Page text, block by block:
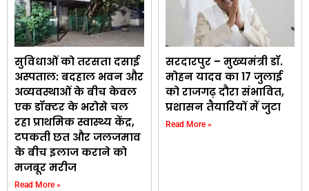
सुविधाओं को तरसता दसाई
अस्पताल: बदहाल भवन और
अव्यवस्थाओं के बीच केवल
एक डॉक्टर के भरोसे चल
रहा प्राथमिक स्वास्थ्य केंद्र,
टपकती छत और जलजमाव
के बीच इलाज कराने को
मजबूर मरीज
Read More »
सरदारपुर – मुख्यमंत्री डॉ.
मोहन यादव का 17 जुलाई
को राजगढ़ दौरा संभावित,
प्रशासन तैयारियों में जुटा
Read More »